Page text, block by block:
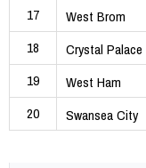
17
West Brom
18
Crystal Palace
19
West Ham
20
Swansea City